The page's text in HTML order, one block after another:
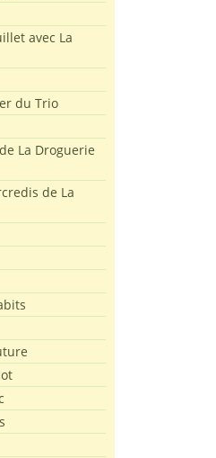
avec La
du Trio
La Droguerie
de La